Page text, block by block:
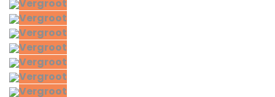
Vergroot
Vergroot
Vergroot
Vergroot
Vergroot
Vergroot
Vergroot